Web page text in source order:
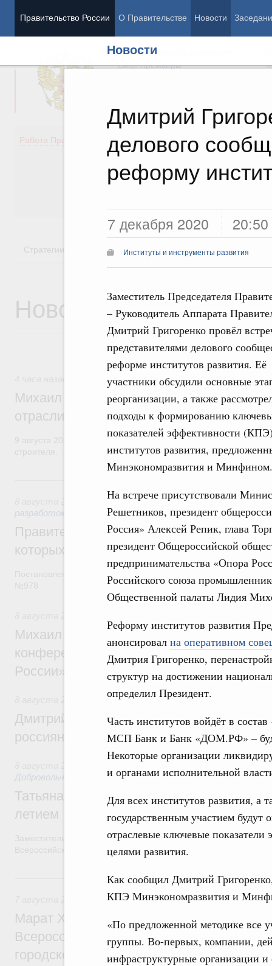
Правительство России О Правительстве Новости
Новости
Дмитрий
делового
реформу
7 декабря 2020 20:50
Институты и инструменты развития
Заместитель Председателя
– Руководитель Аппарата
Дмитрий Григоренко провёл
представителями делового
реформе институтов развития. Её
участники обсудили основные
реорганизации, а также
подходы к формированию
показателей эффективности
институтов развития,
Минэкономразвития и Минфином.
На встрече присутствовали
Решетников, президент
Россия» Алексей Репик, глава
президент Общероссийской
предпринимательства «Опора
Российского союза
Общественной палаты Лидия
Реформу институтов развития
анонсировал на оперативном
Дмитрия Григоренко,
структур на достижении
определил Президент.
Часть институтов войдёт в
МСП Банк и Банк «ДОМ.РФ» –
Некоторые организации
и органами исполнительной
Для всех институтов развития, а
государственным участием
отраслевые ключевые
целями развития.
Как сообщил Дмитрий
КПЭ Минэкономразвития и
«По предложенной методике все
группы. Во-первых, компании,
инфраструктурные организации
Председатель Правительства
Вице-премьеры
Работа Правительства
Демография
Здоровье
Культура
Стратегии Государственные программы
Новости
Регулирование в сфере строительства
Михаил Мишустин поздравил
отрасли с профессиональным
9 августа 2026 года отмечается профессиональный праздник
Государственная политика в сфере
разработок
Правительство расширило перечень
которых освобождаются от НДФЛ
Постановление от 5 августа 2026 года
Михаил Мишустин дал поручения по
конференции «Цифровая индустрия
России»
Спорт высших достижений и массовый
Дмитрий Чернышенко и Михаил
россиян с Днём физкультурника
Добровольчество и волонтёрство. Благотворительность
Татьяна Голикова поздравила
летием
Заместитель Председателя Правительства Татьяна Голикова
Всероссийского общественного движения «Волонтёры-
7 августа, пятница
Экономика городов. Городская среда
Марат Хуснуллин провёл заседание
Всероссийского конкурса лучших
городской среды